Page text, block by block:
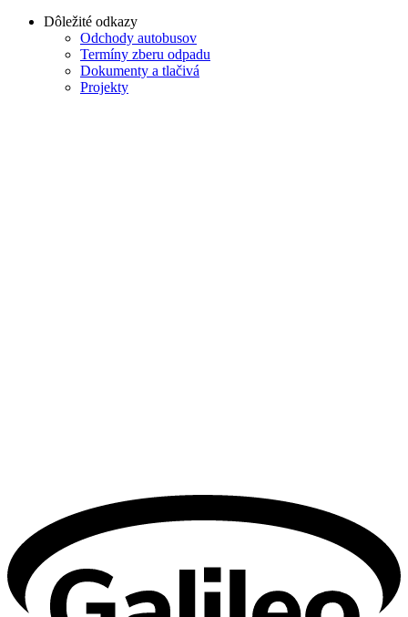
Dôležité odkazy
Odchody autobusov
Termíny zberu odpadu
Dokumenty a tlačivá
Projekty